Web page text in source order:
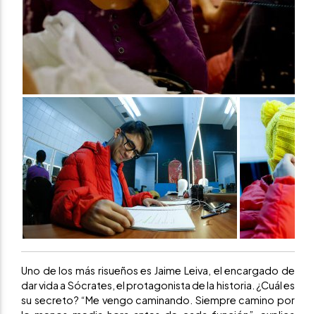
Uno de los más risueños es Jaime Leiva, el encargado de
dar vida a Sócrates, el protagonista de la historia. ¿Cuál es
su secreto? “Me vengo caminando. Siempre camino por